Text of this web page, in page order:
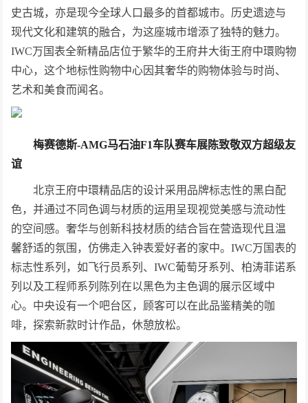
史古城，亦是现今全球人口最多的首都城市。历史遗迹与
现代文化和建筑的融合，为这座城市增添了独特的魅力。
IWC万国表全新精品店位于繁华的王府井大街王府中環购物
中心，这个地标性购物中心因其奢华的购物体验与时尚、
艺术和美食而闻名。
梅赛德斯-AMG马石油F1车队赛车展陈致敬双方超级友
谊
北京王府中環精品店的设计采用品牌标志性的黑白配
色，并通过不同色调与材质的运用呈现视觉美感与流动性
的空间感。奢华与创新科技材质的结合旨在营造现代且温
馨舒适的氛围，仿佛走入钟表爱好者的家中。IWC万国表的
标志性系列，如飞行员系列、IWC葡萄牙系列、柏涛菲诺系
列以及工程师系列陈列在以黑色为主色调的展示区域中
心。中央设有一个吧台区，顾客可以在此品鉴精美的咖
啡，探索新款时计作品，休憩放松。